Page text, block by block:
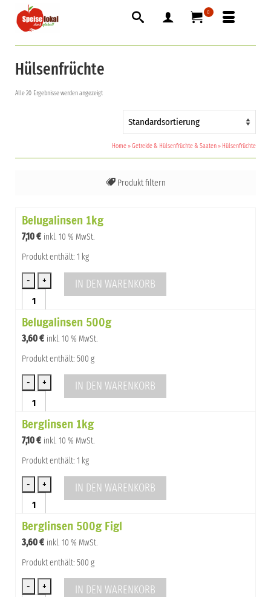
0
Hülsenfrüchte
Alle 20 Ergebnisse werden angezeigt
Home »Getreide & Hülsenfrüchte & Saaten » Hülsenfrüchte
Produkt filtern
Linsen
Belugalinsen 1kg
7,10€ inkl. 10 % MwSt.
Produkt enthält: 1 kg
Belugalinsen
1kg
Menge
IN DEN WARENKORB
Belugalinsen 500g
3,60€ inkl. 10 % MwSt.
Produkt enthält: 500 g
Belugalinsen
500g
Menge
IN DEN WARENKORB
Berglinsen 1kg
7,10€ inkl. 10 % MwSt.
Produkt enthält: 1 kg
1kg
Menge
IN DEN WARENKORB
Berglinsen 500g Figl
3,60€ inkl. 10 % MwSt.
Produkt enthält: 500 g
IN DEN WARENKORB